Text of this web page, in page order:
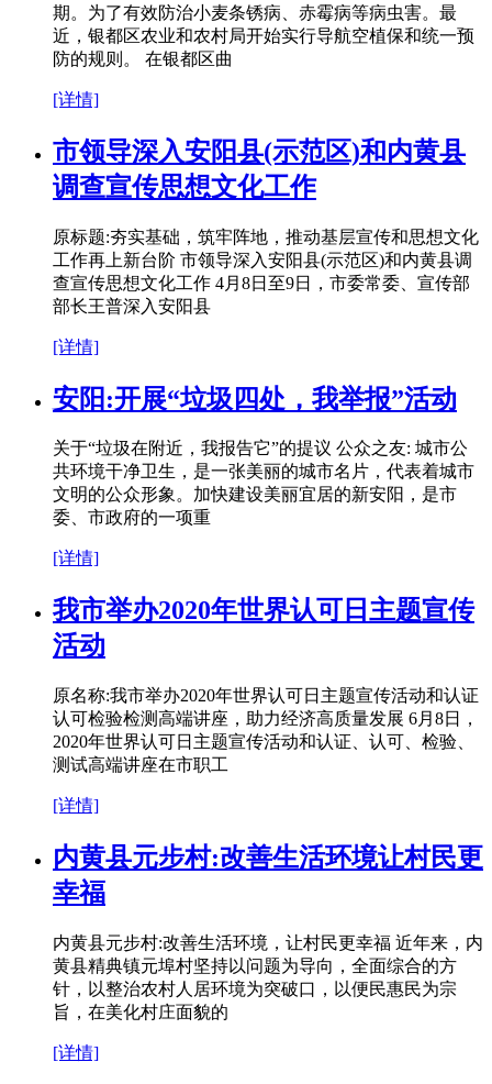
期。为了有效防治小麦条锈病、赤霉病等病虫害。最
近，银都区农业和农村局开始实行导航空植保和统一预
防的规则。 在银都区曲
[详情]
市领导深入安阳县(示范区)和内黄县
调查宣传思想文化工作
原标题:夯实基础，筑牢阵地，推动基层宣传和思想文化
工作再上新台阶 市领导深入安阳县(示范区)和内黄县调
查宣传思想文化工作 4月8日至9日，市委常委、宣传部
部长王普深入安阳县
[详情]
安阳:开展“垃圾四处，我举报”活动
关于“垃圾在附近，我报告它”的提议 公众之友: 城市公
共环境干净卫生，是一张美丽的城市名片，代表着城市
文明的公众形象。加快建设美丽宜居的新安阳，是市
委、市政府的一项重
[详情]
我市举办2020年世界认可日主题宣传
活动
原名称:我市举办2020年世界认可日主题宣传活动和认证
认可检验检测高端讲座，助力经济高质量发展 6月8日，
2020年世界认可日主题宣传活动和认证、认可、检验、
测试高端讲座在市职工
[详情]
内黄县元步村:改善生活环境让村民更
幸福
内黄县元步村:改善生活环境，让村民更幸福 近年来，内
黄县精典镇元埠村坚持以问题为导向，全面综合的方
针，以整治农村人居环境为突破口，以便民惠民为宗
旨，在美化村庄面貌的
[详情]